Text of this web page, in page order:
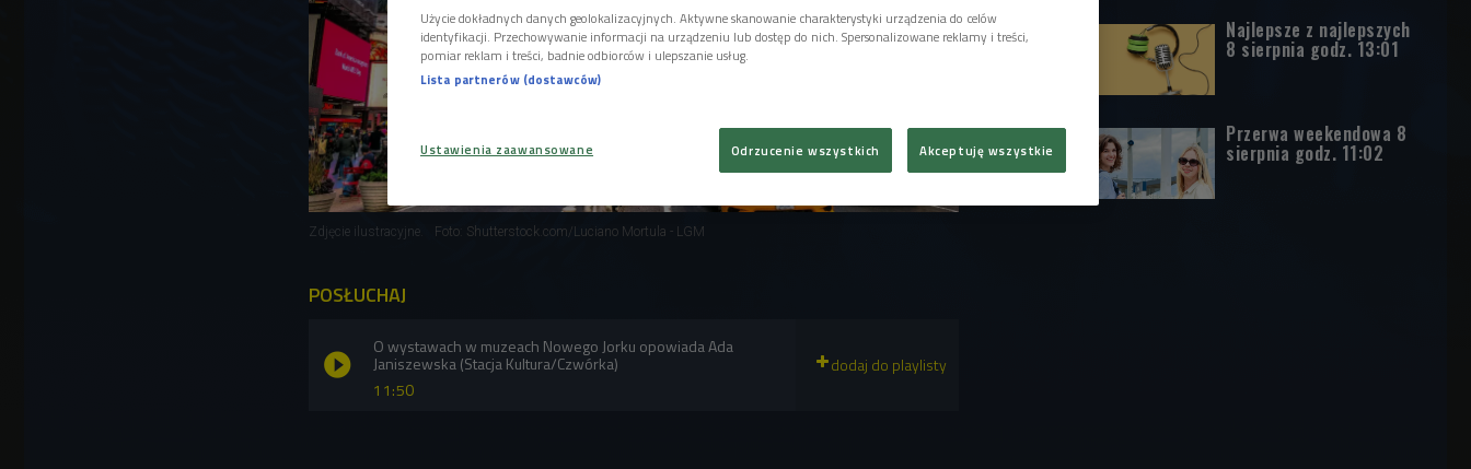
Zdjęcie ilustracyjne. Foto: Shutterstock.com/Luciano Mortula - LGM
POSŁUCHAJ
11:50
O wystawach w muzeach Nowego Jorku opowiada Ada
Janiszewska (Stacja Kultura/Czwórka)
Najlepsze z najlepszych
8 sierpnia godz. 13:01
Przerwa weekendowa 8
sierpnia godz. 11:02
Użycie dokładnych danych geolokalizacyjnych. Aktywne skanowanie charakterystyki urządzenia do celów
identyfikacji. Przechowywanie informacji na urządzeniu lub dostęp do nich. Spersonalizowane reklamy i treści,
pomiar reklam i treści, badnie odbiorców i ulepszanie usług.
Lista partnerów (dostawców)
Ustawienia zaawansowane Odrzucenie wszystkich Akceptuję wszystkie